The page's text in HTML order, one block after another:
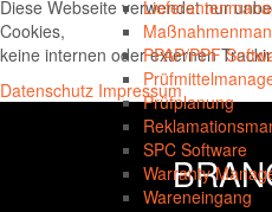
Diese Webseite verwendet nur
Cookies,
keine internen oder externen
Datenschutz Impressum
PPAP/PPF
Prüfplanung
SPC Software
Warranty
Wareneingang